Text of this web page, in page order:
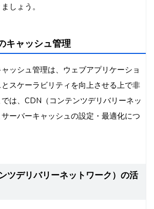
しょう。
キャッシュ管理
ッシュ管理は、ウェブアプリケーショ
スケーラビリティを向上させる上で非
は、CDN（コンテンツデリバリーネッ
ーバーキャッシュの設定・最適化につ
ツデリバリーネットワーク）の活